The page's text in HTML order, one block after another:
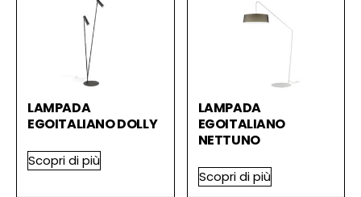
LAMPADA
EGOITALIANO DOLLY
Scopri di più
LAMPADA
EGOITALIANO
NETTUNO
Scopri di più